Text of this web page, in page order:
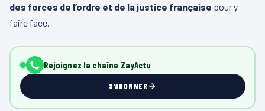
des forces de l’ordre et de la justice française pour y
faire face.
Rejoignez la chaîne ZayActu
S'ABONNER